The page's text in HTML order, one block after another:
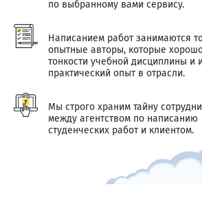
по выбранному вами сервису.
Написанием работ занимаются
опытные авторы, которые
тонкости учебной дисциплины и
практический опыт в отрасли.
Мы строго храним тайну
между агентством по написанию
студенческих работ и клиентом.